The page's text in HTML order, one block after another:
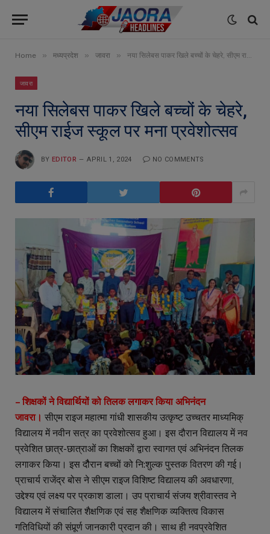
Home » मध्यप्रदेश » जावरा » नया सिलेबस पाकर खिले बच्चों के चेहरे, सीएम राईज स्कूल पर मना प्रवेशोत्सव
जावरा
नया सिलेबस पाकर खिले बच्चों के चेहरे,
सीएम राईज स्कूल पर मना प्रवेशोत्सव
BY EDITOR APRIL 1, 2024 NO COMMENTS
– शिक्षकों ने विद्यार्थियों को तिलक लगाकर किया अभिनंदन
जावरा। सीएम राइज महात्मा गांधी शासकीय उत्कृष्ट उच्चतर माध्यमिक्
विद्यालय में नवीन सत्र का प्रवेशोत्सव हुआ। इस दौरान विद्यालय में नव
प्रवेशित छात्र-छात्राओं का शिक्षकों द्वारा स्वागत एवं अभिनंदन तिलक
लगाकर किया। इस दौैरान बच्चों को नि:शुल्क पुस्तक वितरण की गई।
प्राचार्य राजेंद्र बोस ने सीएम राइज विशिष्ट विद्यालय की अवधारणा,
उद्देश्य एवं लक्ष्य पर प्रकाश डाला। उप प्राचार्य संजय श्रीवास्तव ने
विद्यालय में संचालित शैक्षणिक एवं सह शैक्षणिक व्यक्तित्व विकास
गतिविधियों की संपूर्र्ण जानकारी प्रदान की। साथ ही नवप्रवेशित